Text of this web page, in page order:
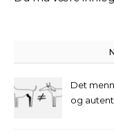
Det
og